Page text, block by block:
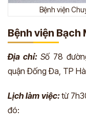
Bệnh viện
Bệnh viện Bạch
Địa chỉ: Số 78
quận Đống Đa, TP
Lịch làm việc:từ
đó: